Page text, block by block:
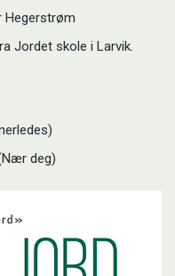
Hegerstrøm
Jordet skole i Larvik.
deg)